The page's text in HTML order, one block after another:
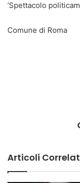
‘Spettacolo
Comune di Roma
Articoli